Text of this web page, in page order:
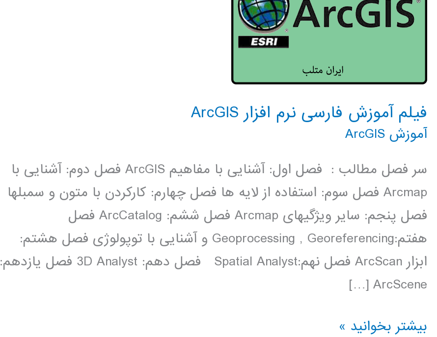
فیلم آموزش فارسی نرم افزار ArcGIS
آموزش ArcGIS
سر فصل مطالب : فصل اول: آشنایی با مفاهیم ArcGIS فصل دوم: آشنایی با
Arcmap فصل سوم: استفاده از لایه ­ها فصل چهارم: کارکردن با متون و سمبل­ها
فصل پنجم: سایر ویژگی­های Arcmap فصل ششم: ArcCatalog فصل
هفتم:Geoprocessing , Georeferencing و آشنایی با توپولوژی فصل هشتم:
ابزار ArcScan فصل نهم:Spatial Analyst فصل دهم: 3D Analyst فصل یازدهم:
ArcScene […]
فیلم
بیشتر بخوانید »